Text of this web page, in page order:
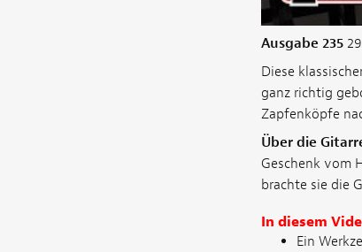
Ausgabe 235
Diese
ganz richtig
Zapfenköpfe
Über die
Geschenk vom
brachte sie die
In diesem
Ein